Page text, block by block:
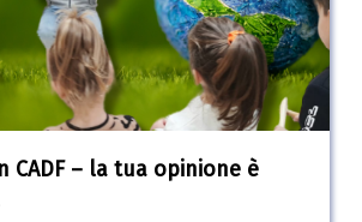
CADF – la tua opinione è